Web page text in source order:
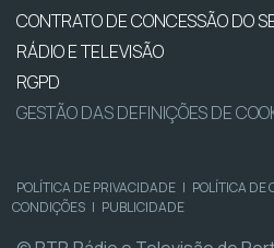
CONTRATO DE CONCESSÃO DO
RÁDIO E TELEVISÃO
RGPD
GESTÃO DAS DEFINIÇÕES DE
POLÍTICA DE PRIVACIDADE | POLÍTICA DE
CONDIÇÕES | PUBLICIDADE